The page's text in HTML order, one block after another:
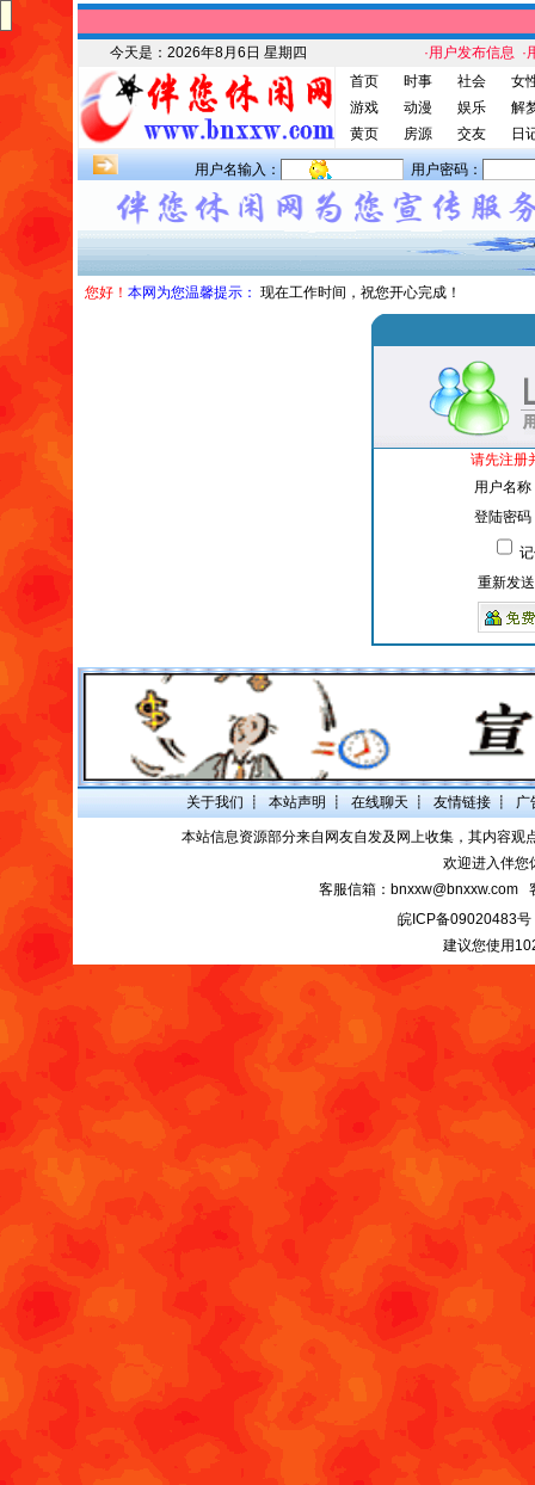
今天是： 2026年8月6日 星期四 ·用户发布信息 ·
首页
时事 社会
女
游戏
动漫 娱乐
解
黄页
房源 交友 日
用户名输入： 用户密码：
您好！ 本网为您温馨提示： 现在工作时间，祝您开心完成！
请先注册
用户名
登陆密
重新发
关于我们 ┋ 本站声明 ┋ 在线聊天 ┋ 友情链接 ┋ 广
本站信息资源部分来自网友自发及网上收集，其内容
欢迎进入伴您
客服信箱：bnxxw@bnxxw.com
皖ICP备09020483号
建议您使用